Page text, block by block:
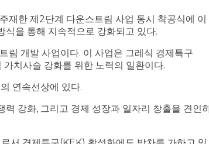
한 제2단계 다운스트림 사업 동시 착공식에 이
식을 통해 지속적으로 강화되고 있다.
개발 사업이다. 이 사업은 그레식 경제특구
치사슬 강화를 위한 노력의 일환이다.
연속선상에 있다.
강화, 그리고 경제 성장과 일자리 창출을 견인